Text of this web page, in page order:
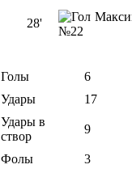
28'
№22
Голы
6
Удары 17
Удары в
створ
9
Фолы
3